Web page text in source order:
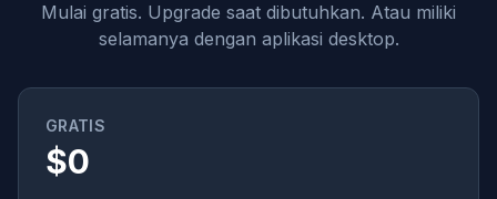
Mulai gratis. Upgrade saat dibutuhkan. Atau miliki
selamanya dengan aplikasi desktop.
GRATIS
$0